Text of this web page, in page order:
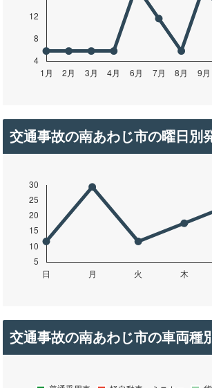
交通事故の南あわじ市の曜日別
交通事故の南あわじ市の車両種